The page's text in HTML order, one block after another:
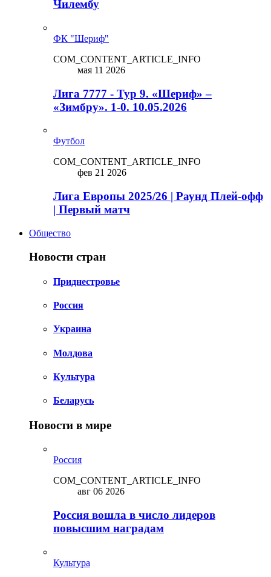
Чилембу
ФК "Шериф"
COM_CONTENT_ARTICLE_INFO
мая 11 2026
Лига 7777 - Тур 9. «Шериф» –
«Зимбру». 1-0. 10.05.2026
Футбол
COM_CONTENT_ARTICLE_INFO
фев 21 2026
Лига Европы 2025/26 | Раунд Плей-офф
| Первый матч
Общество
Новости стран
Приднестровье
Россия
Украина
Молдова
Культура
Беларусь
Новости в мире
Россия
COM_CONTENT_ARTICLE_INFO
авг 06 2026
Россия вошла в число лидеров
повысшим наградам
Культура